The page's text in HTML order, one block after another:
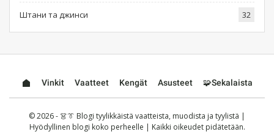
Штани та джинси 32
Vinkit Vaatteet Kengät Asusteet 🧩Sekalaista
© 2026 - 👗👔 Blogi tyylikkäistä vaatteista, muodista ja tyylistä |
Hyödyllinen blogi koko perheelle | Kaikki oikeudet pidätetään.